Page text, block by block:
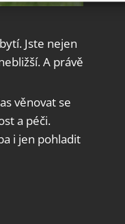
reklamy a obsahu,
údajů.
Jste nejen
A právě
věnovat se
a péči.
i jen pohladit